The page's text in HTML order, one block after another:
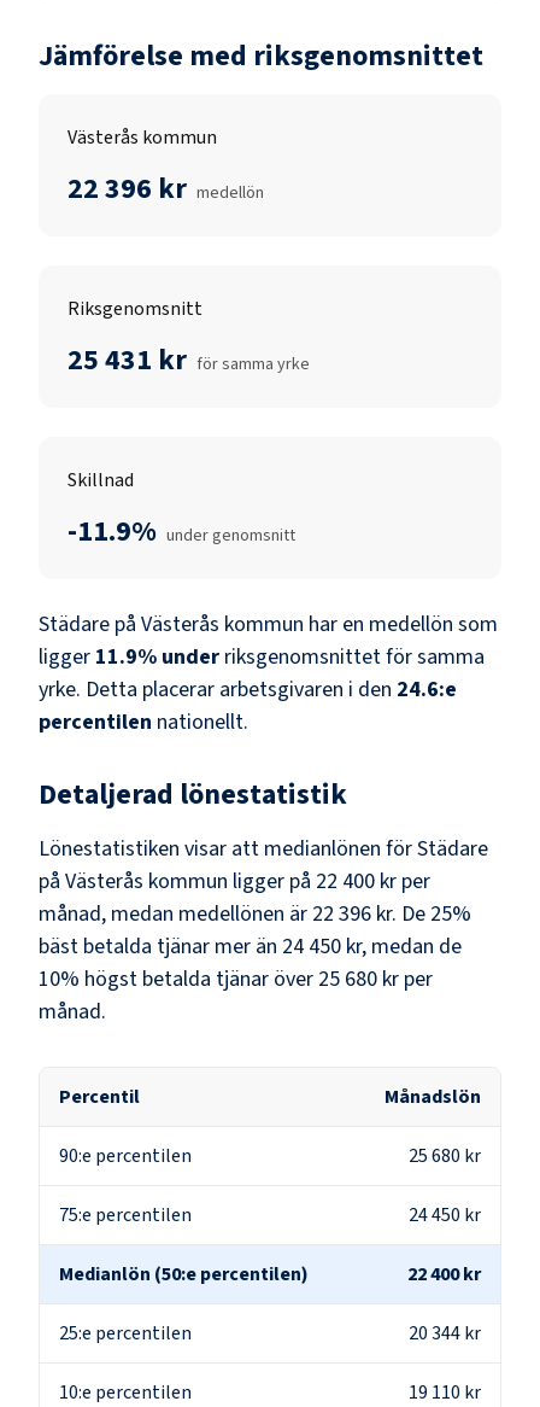
Jämförelse med riksgenomsnittet
Västerås kommun
22 396 kr medellön
Riksgenomsnitt
25 431 kr för samma yrke
Skillnad
-11.9% under genomsnitt
Städare på Västerås kommun har en medellön som
ligger 11.9% under riksgenomsnittet för samma
yrke. Detta placerar arbetsgivaren i den 24.6:e
percentilen nationellt.
Detaljerad lönestatistik
Lönestatistiken visar att medianlönen förStädare
på Västerås kommun ligger på 22 400 kr per
månad, medan medellönen är 22 396 kr. De 25%
bäst betalda tjänar mer än 24 450 kr, medan de
10% högst betalda tjänar över 25 680 kr per
månad.
Percentil Månadslön
90:e percentilen 25 680 kr
75:e percentilen 24 450 kr
Medianlön (50:e percentilen) 22 400 kr
25:e percentilen 20 344 kr
10:e percentilen 19 110 kr